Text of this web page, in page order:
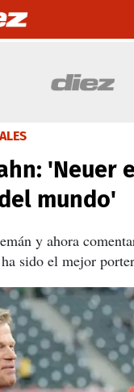
'Neuer
mundo'
y ahora
sido el mejor